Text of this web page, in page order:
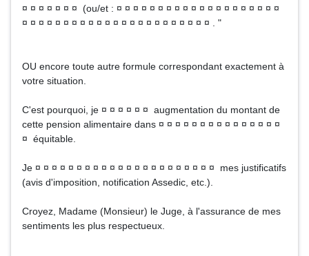
¤ ¤ ¤ ¤ ¤ ¤ ¤ (ou/et : ¤ ¤ ¤ ¤ ¤ ¤ ¤ ¤ ¤ ¤ ¤ ¤ ¤ ¤ ¤ ¤ ¤ ¤ ¤ ¤
¤ ¤ ¤ ¤ ¤ ¤ ¤ ¤ ¤ ¤ ¤ ¤ ¤ ¤ ¤ ¤ ¤ ¤ ¤ ¤ ¤ ¤ ¤ . "
OU encore toute autre formule correspondant exactement à
votre situation.
C'est pourquoi, je ¤ ¤ ¤ ¤ ¤ ¤ augmentation du montant de
cette pension alimentaire dans ¤ ¤ ¤ ¤ ¤ ¤ ¤ ¤ ¤ ¤ ¤ ¤ ¤ ¤ ¤
¤ équitable.
Je ¤ ¤ ¤ ¤ ¤ ¤ ¤ ¤ ¤ ¤ ¤ ¤ ¤ ¤ ¤ ¤ ¤ ¤ ¤ ¤ ¤ ¤ mes justificatifs
(avis d'imposition, notification Assedic, etc.).
Croyez, Madame (Monsieur) le Juge, à l'assurance de mes
sentiments les plus respectueux.